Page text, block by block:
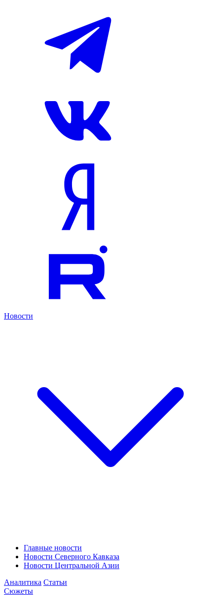
Новости
Главные новости
Новости Северного Кавказа
Новости Центральной Азии
Аналитика Статьи
Сюжеты